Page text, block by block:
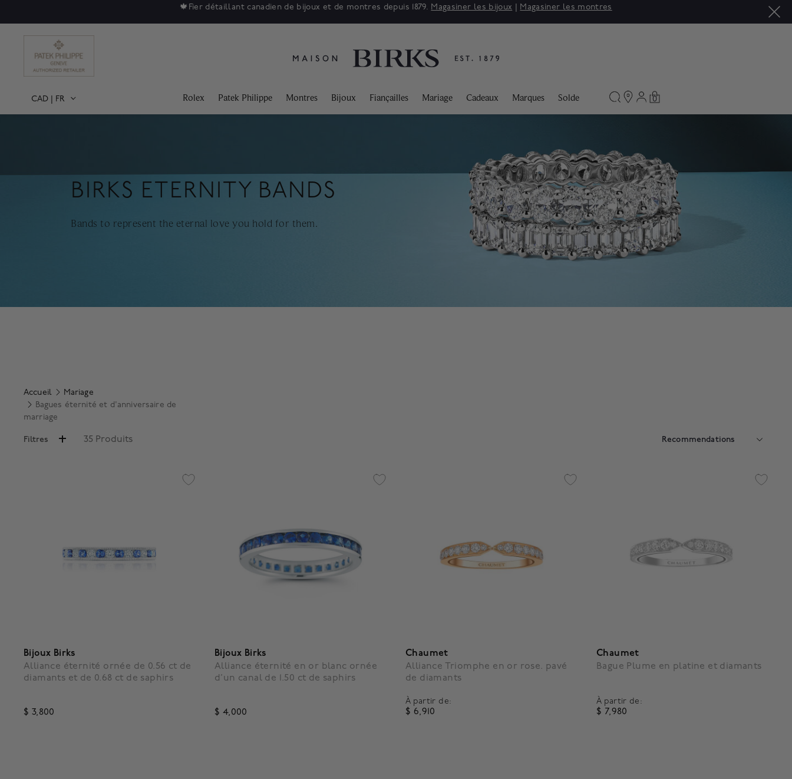
🍁 Fier détaillant canadien de bijoux et de montres depuis 1879. Magasiner les bijoux | Magasiner les montres
CAD | FR Rolex Patek Philippe Montres Bijoux Fiançailles Mariage Cadeaux Marques Solde 0
BIRKS ETERNITY BANDS
Bands to represent the eternal love you hold for them.
Accueil
Mariage
Bagues éternité et d'anniversaire de
marriage
Filtres 35 Produits
Bijoux Birks
Alliance éternité ornée de 0.56 ct de
diamants et de 0.68 ct de saphirs
$ 3,800
Bijoux Birks
Alliance éternité en or blanc ornée
d’un canal de 1.50 ct de saphirs
$ 4,000
Chaumet
Alliance Triomphe en or rose. pavé
de diamants
À partir de:
$ 6,910
Chaumet
Bague Plume en platine et diamants
À partir de:
$ 7,980